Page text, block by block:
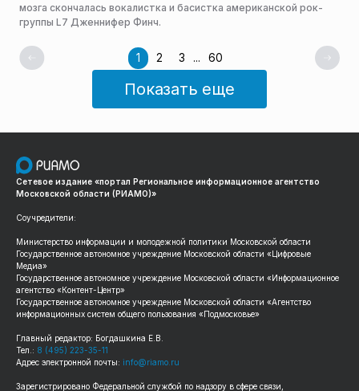
мозга скончалась вокалистка и басистка американской рок-
группы L7 Дженнифер Финч.
1 2 3 ... 60
Показать еще
Сетевое издание «портал Региональное информационное агентство
Московской области (РИАМО)»
Соучредители:
Министерство информации и молодежной политики Московской области
Государственное автономное учреждение Московской области «Цифровые
Медиа»
Государственное автономное учреждение Московской области «Информационное
агентство «Контент-Центр»
Государственное автономное учреждение Московской области «Агентство
информационных систем общего пользования «Подмосковье»
Главный редактор: Богдашкина Е.В.
Тел.: 8 (495) 223-35-11
Адрес электронной почты: info@riamo.ru
Зарегистрировано Федеральной службой по надзору в сфере связи,